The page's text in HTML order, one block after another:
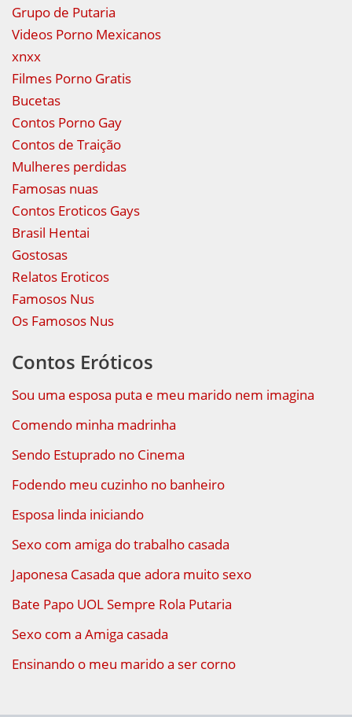
Grupo de Putaria
Videos Porno Mexicanos
xnxx
Filmes Porno Gratis
Bucetas
Contos Porno Gay
Contos de Traição
Mulheres perdidas
Famosas nuas
Contos Eroticos Gays
Brasil Hentai
Gostosas
Relatos Eroticos
Famosos Nus
Os Famosos Nus
Contos Eróticos
Sou uma esposa puta e meu marido nem imagina
Comendo minha madrinha
Sendo Estuprado no Cinema
Fodendo meu cuzinho no banheiro
Esposa linda iniciando
Sexo com amiga do trabalho casada
Japonesa Casada que adora muito sexo
Bate Papo UOL Sempre Rola Putaria
Sexo com a Amiga casada
Ensinando o meu marido a ser corno